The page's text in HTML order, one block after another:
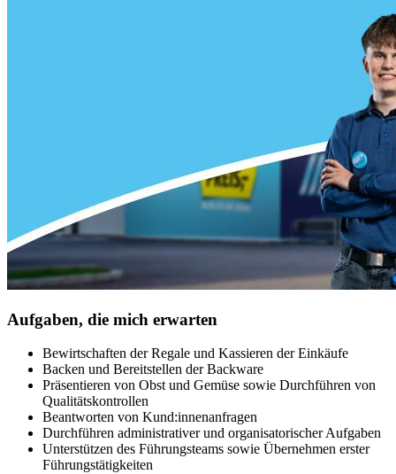
Aufgaben, die mich erwarten
Bewirtschaften der Regale und Kassieren der Einkäufe
Backen und Bereitstellen der Backware
Präsentieren von Obst und Gemüse sowie Durchführen von
Qualitätskontrollen
Beantworten von Kund:innenanfragen
Durchführen administrativer und organisatorischer Aufgaben
Unterstützen des Führungsteams sowie Übernehmen erster
Führungstätigkeiten